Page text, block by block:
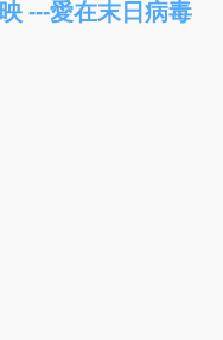
---愛在末日病毒